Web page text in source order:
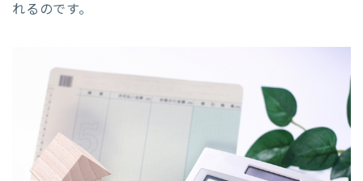
れるのです。